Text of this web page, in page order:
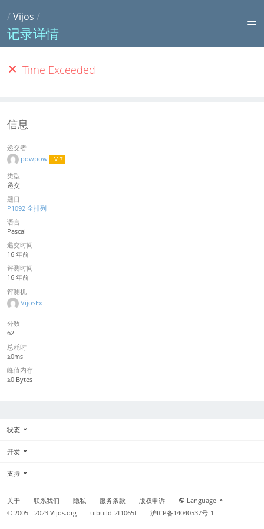
/Vijos /
记录详情
Time Exceeded
信息
递交者
powpow LV 7
类型
递交
题目
P1092 全排列
语言
Pascal
递交时间
16 年前
评测时间
16 年前
评测机
VijosEx
分数
62
总耗时
≥0ms
峰值内存
≥0 Bytes
状态
开发
支持
关于 联系我们 隐私 服务条款 版权申诉
Language
© 2005 - 2023Vijos.org uibuild-2f1065f 沪ICP备14040537号-1